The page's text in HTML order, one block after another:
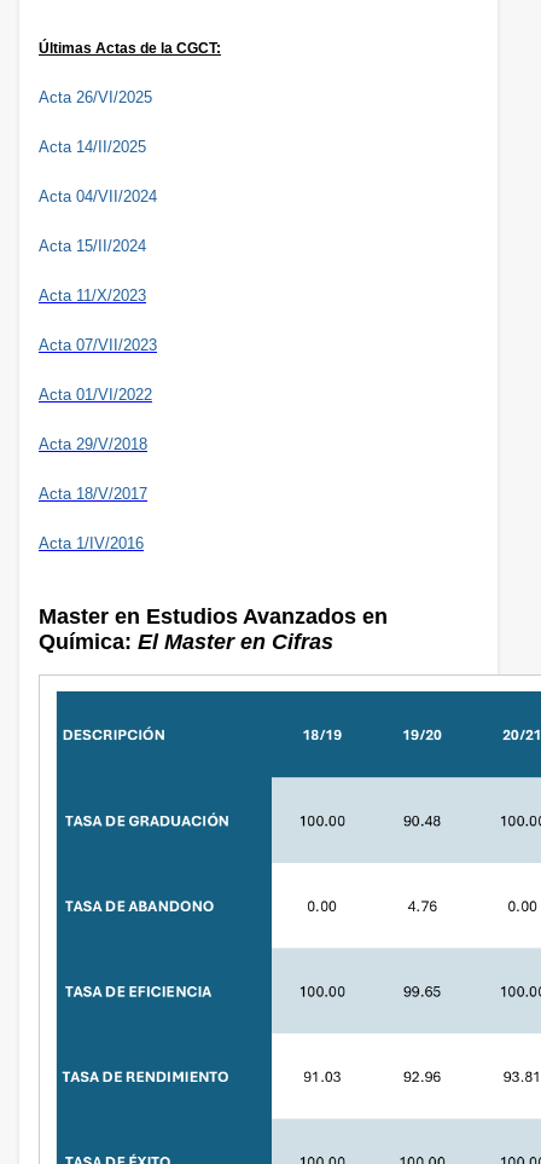
Últimas Actas de la CGCT:
Acta 26/VI/2025
Acta 14/II/2025
Acta 04/VII/2024
Acta 15/II/2024
Acta 11/X/2023
Acta 07/VII/2023
Acta 01/VI/2022
Acta 29/V/2018
Acta 18/V/2017
Acta 1/IV/2016
Master en Estudios Avanzados en
Química: El Master en Cifras